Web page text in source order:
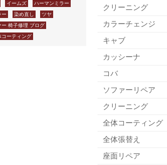
イームズ
ハーマンミラー
ー 染め直し
ツヤ
ー 椅子修理 ブログ
コーティング
クリーニング
カラーチェンジ
キャブ
カッシーナ
コバ
ソファーリペア
クリーニング
全体コーティング
全体張替え
座面リペア